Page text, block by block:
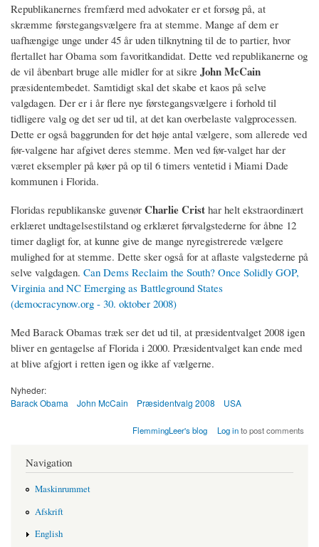
Republikanernes fremfærd med advokater er et forsøg på, at
skræmme førstegangsvælgere fra at stemme. Mange af dem er
uafhængige unge under 45 år uden tilknytning til de to partier, hvor
flertallet har Obama som favoritkandidat. Dette ved republikanerne og
de vil åbenbart bruge alle midler for at sikre John McCain
præsidentembedet. Samtidigt skal det skabe et kaos på selve
valgdagen. Der er i år flere nye førstegangsvælgere i forhold til
tidligere valg og det ser ud til, at det kan overbelaste valgprocessen.
Dette er også baggrunden for det høje antal vælgere, som allerede ved
før-valgene har afgivet deres stemme. Men ved før-valget har der
været eksempler på køer på op til 6 timers ventetid i Miami Dade
kommunen i Florida.
Floridas republikanske guvenør Charlie Crist har helt ekstraordinært
erklæret undtagelsestilstand og erklæret førvalgstederne for åbne 12
timer dagligt for, at kunne give de mange nyregistrerede vælgere
mulighed for at stemme. Dette sker også for at aflaste valgstederne på
selve valgdagen. Can Dems Reclaim the South? Once Solidly GOP,
Virginia and NC Emerging as Battleground States
(democracynow.org - 30. oktober 2008)
Med Barack Obamas træk ser det ud til, at præsidentvalget 2008 igen
bliver en gentagelse af Florida i 2000. Præsidentvalget kan ende med
at blive afgjort i retten igen og ikke af vælgerne.
Nyheder:
Barack Obama
John McCain Præsidentvalg 2008 USA
FlemmingLeer's blog Log into post comments
Navigation
Maskinrummet
Afskrift
English